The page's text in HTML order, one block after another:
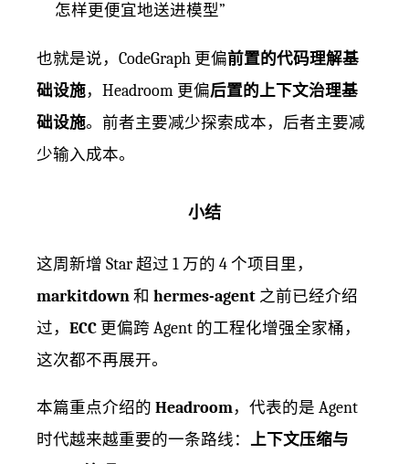
怎样更便宜地送进模型”
也就是说，CodeGraph 更偏前置的代码理解基
础设施，Headroom 更偏后置的上下文治理基
础设施。前者主要减少探索成本，后者主要减
少输入成本。
小结
这周新增 Star 超过 1 万的 4 个项目里，
markitdown 和 hermes-agent 之前已经介绍
过， ECC 更偏跨 Agent 的工程化增强全家桶，
这次都不再展开。
本篇重点介绍的 Headroom，代表的是 Agent
时代越来越重要的一条路线： 上下文压缩与